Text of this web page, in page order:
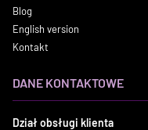
Blog
English version
Kontakt
DANE KONTAKTOWE
Dział obsługi klienta